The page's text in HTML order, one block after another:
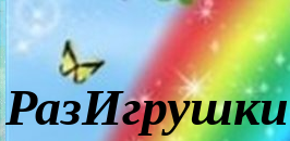
РазИгрушки